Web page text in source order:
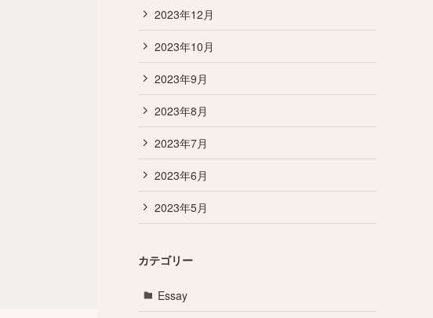
2023年12月
2023年10月
2023年9月
2023年8月
2023年7月
2023年6月
2023年5月
カテゴリー
Essay